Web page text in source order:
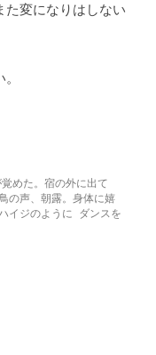
た変になりはしない
めた。宿の外に出て
の声、朝露。身体に嬉
イジのように ダンスを